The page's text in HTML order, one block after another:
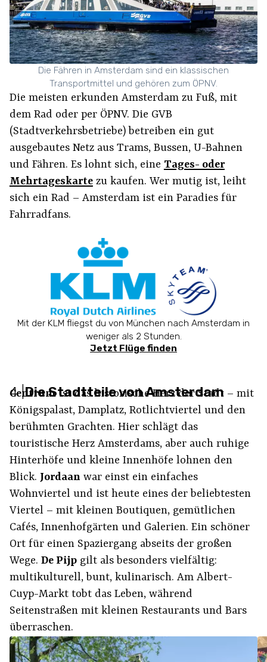
Die Fähren in Amsterdam sind ein klassischen
Transportmittel und gehören zum ÖPNV.
Die meisten erkunden Amsterdam zu Fuß, mit
dem Rad oder per ÖPNV. Die GVB
(Stadtverkehrsbetriebe) betreiben ein gut
ausgebautes Netz aus Trams, Bussen, U-Bahnen
und Fähren. Es lohnt sich, eine Tages- oder
Mehrtageskartezu kaufen. Wer mutig ist, leiht
sich ein Rad – Amsterdam ist ein Paradies für
Fahrradfans.
Mit der KLM fliegst du von München nach Amsterdam in
weniger als 2 Stunden.
Jetzt Flüge finden
4|Die Stadtteile von Amsterdam
Centrumist das historische Herz der Stadt – mit
Königspalast, Damplatz, Rotlichtviertel und den
berühmten Grachten. Hier schlägt das
touristische Herz Amsterdams, aber auch ruhige
Hinterhöfe und kleine Innenhöfe lohnen den
Blick. Jordaan war einst ein einfaches
Wohnviertel und ist heute eines der beliebtesten
Viertel – mit kleinen Boutiquen, gemütlichen
Cafés, Innenhofgärten und Galerien. Ein schöner
Ort für einen Spaziergang abseits der großen
Wege. De Pijpgilt als besonders vielfältig:
multikulturell, bunt, kulinarisch. Am Albert-
Cuyp-Markt tobt das Leben, während
Seitenstraßen mit kleinen Restaurants und Bars
überraschen.